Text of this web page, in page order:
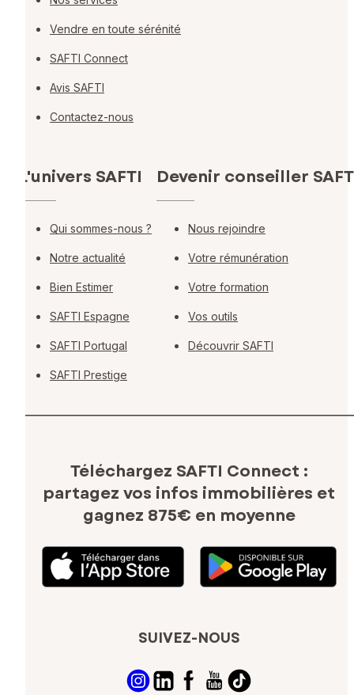
Vendre en toute sérénité
SAFTI Connect
Avis SAFTI
Contactez-nous
L'univers SAFTI
Qui sommes-nous ?
Notre actualité
Bien Estimer
SAFTI Espagne
SAFTI Portugal
SAFTI Prestige
Devenir conseiller
Nous rejoindre
Votre rémunération
Votre formation
Vos outils
Découvrir SAFTI
Téléchargez SAFTI Connect :
partagez vos infos immobilières et
gagnez 875€ en moyenne
SUIVEZ-NOUS